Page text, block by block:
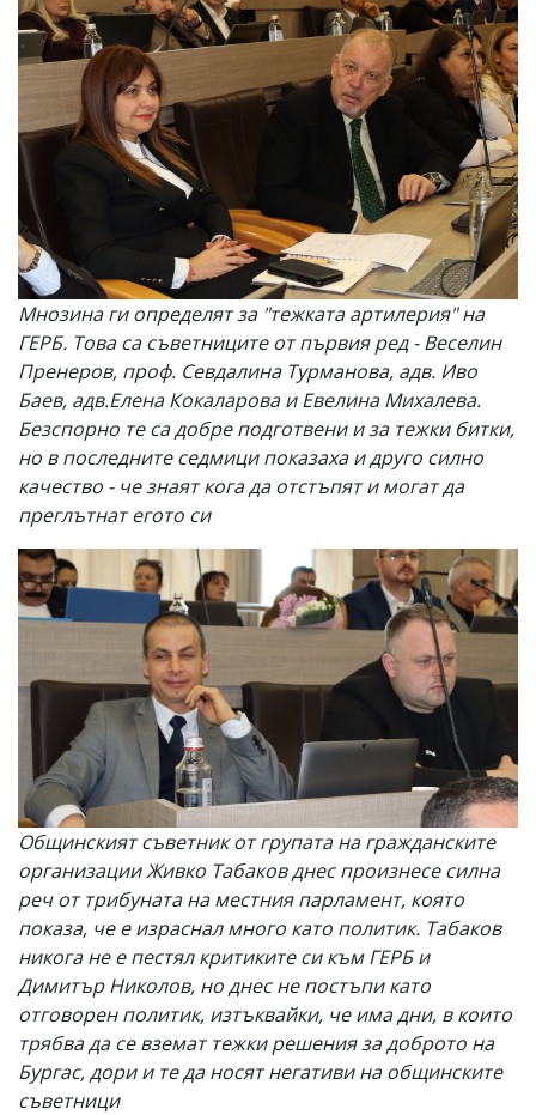
Мнозина ги определят за "тежката артилерия" на
ГЕРБ. Това са съветниците от първия ред - Веселин
Пренеров, проф. Севдалина Турманова, адв. Иво
Баев, адв.Елена Кокаларова и Евелина Михалева.
Безспорно те са добре подготвени и за тежки битки,
но в последните седмици показаха и друго силно
качество - че знаят кога да отстъпят и могат да
преглътнат егото си
Общинският съветник от групата на гражданските
организации Живко Табаков днес произнесе силна
реч от трибуната на местния парламент, която
показа, че е израснал много като политик. Табаков
никога не е пестял критиките си към ГЕРБ и
Димитър Николов, но днес не постъпи като
отговорен политик, изтъквайки, че има дни, в които
трябва да се вземат тежки решения за доброто на
Бургас, дори и те да носят негативи на общинските
съветници